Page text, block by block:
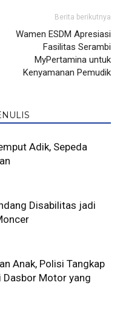
Berita berikutnya
Wamen ESDM Apresiasi
Fasilitas Serambi
MyPertamina untuk
Kenyamanan Pemudik
Adik, Sepeda
Disabilitas jadi
Anak, Polisi Tangkap
Dasbor Motor yang